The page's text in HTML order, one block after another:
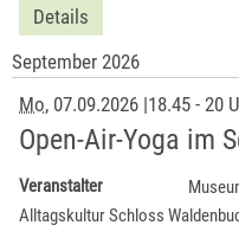
Details
September 2026
Mo, 07.09.2026 |18.45 - 20
Open-Air-Yoga im
Veranstalter
Alltagskultur Schloss